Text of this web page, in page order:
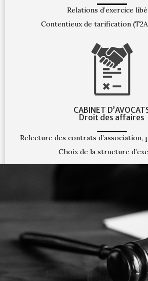
Relations d’exercice
Contentieux de tarification
CABINET
Droit des affaires
Relecture des contrats d’association,
Choix de la structure